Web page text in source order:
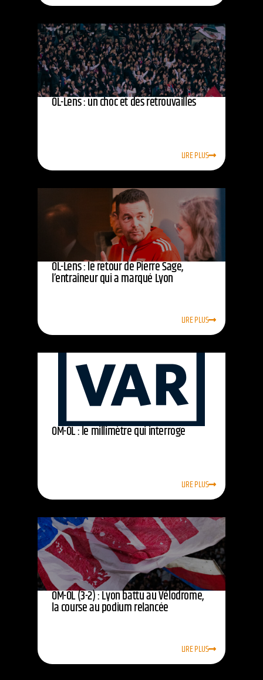
OL-Lens : un choc et des retrouvailles
LIRE PLUS
OL-Lens : le retour de Pierre Sage,
l’entraîneur qui a marqué Lyon
LIRE PLUS
OM-OL : le millimètre qui interroge
LIRE PLUS
OM-OL (3-2) : Lyon battu au Vélodrome,
la course au podium relancée
LIRE PLUS